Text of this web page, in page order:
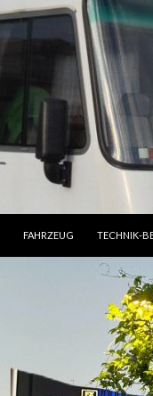
FAHRZEUG TECHNIK-